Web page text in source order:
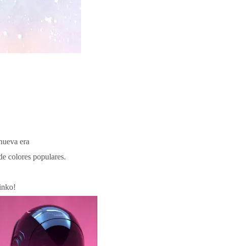
era
colores populares.